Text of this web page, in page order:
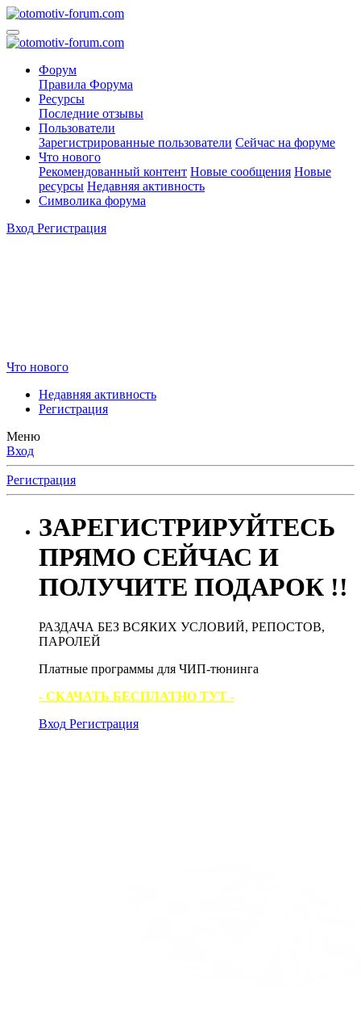
Форум
Правила Форума
Ресурсы
Последние отзывы
Пользователи
Зарегистрированные пользователи Сейчас на форуме
Что нового
Рекомендованный контент Новые сообщения Новые
ресурсы Недавняя активность
Символика форума
Вход Регистрация
Что нового
Недавняя активность
Регистрация
Меню
Вход
Регистрация
ЗАРЕГИСТРИРУЙТЕСЬ
ПРЯМО СЕЙЧАС И
ПОЛУЧИТЕ ПОДАРОК !!
РАЗДАЧА БЕЗ ВСЯКИХ УСЛОВИЙ, РЕПОСТОВ,
ПАРОЛЕЙ
Платные программы для ЧИП-тюнинга
- СКАЧАТЬ БЕСПЛАТНО ТУТ -
Вход Регистрация